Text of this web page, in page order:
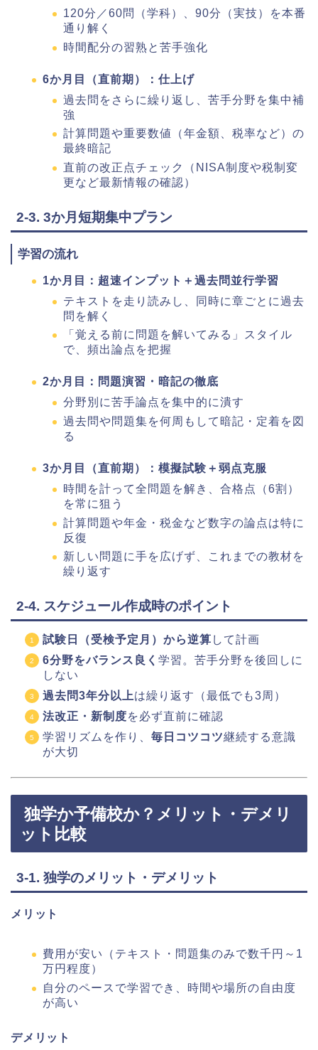
120分／60問（学科）、90分（実技）を本番
通り解く
時間配分の習熟と苦手強化
6か月目（直前期）：仕上げ
過去問をさらに繰り返し、苦手分野を集中補
強
計算問題や重要数値（年金額、税率など）の
最終暗記
直前の改正点チェック（NISA制度や税制変
更など最新情報の確認）
2-3. 3か月短期集中プラン
学習の流れ
1か月目：超速インプット＋過去問並行学習
テキストを走り読みし、同時に章ごとに過去
問を解く
「覚える前に問題を解いてみる」スタイル
で、頻出論点を把握
2か月目：問題演習・暗記の徹底
分野別に苦手論点を集中的に潰す
過去問や問題集を何周もして暗記・定着を図
る
3か月目（直前期）：模擬試験＋弱点克服
時間を計って全問題を解き、合格点（6割）
を常に狙う
計算問題や年金・税金など数字の論点は特に
反復
新しい問題に手を広げず、これまでの教材を
繰り返す
2-4. スケジュール作成時のポイント
試験日（受検予定月）から逆算 して計画
6分野をバランス良く 学習。苦手分野を後回しに
しない
過去問3年分以上は繰り返す（最低でも3周）
法改正・新制度を必ず直前に確認
学習リズムを作り、 毎日コツコツ継続する意識
が大切
独学か予備校か？メリット・デメリ
ット比較
3-1. 独学のメリット・デメリット
メリット
費用が安い（テキスト・問題集のみで数千円～1
万円程度）
自分のペースで学習でき、時間や場所の自由度
が高い
デメリット